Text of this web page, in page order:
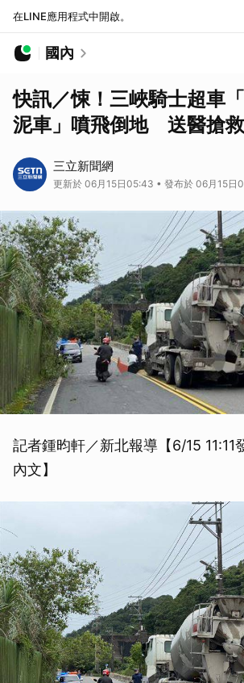
在LINE應用程式中開啟。
國內
快訊／悚！三峽騎士超車
泥車」噴飛倒地 送醫搶
三立新聞網
更新於 06月15日05:43 • 發布於 06月15日
記者鍾昀軒／新北報導【6/15 11:11
內文】